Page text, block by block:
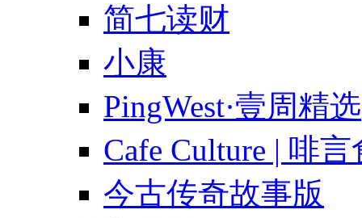
简七读财
小康
PingWest·壹周精选
Cafe Culture | 啡
今古传奇故事版